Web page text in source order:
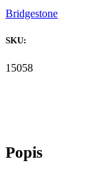
Bridgestone
SKU:
15058